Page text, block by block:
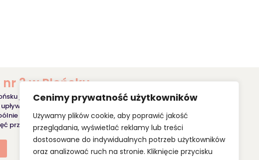
Cenimy prywatność użytkowników
Używamy plików cookie, aby poprawić jakość
przeglądania, wyświetlać reklamy lub treści
dostosowane do indywidualnych potrzeb użytkowników
oraz analizować ruch na stronie. Kliknięcie przycisku
3 w Płońsku
jest właśnie takim miejscem, w którym panuje wspaniała
lat pamięć o nim jest wciąż żywa.
dla dobra najmniejszych, których poczucie bezpieczeństwa,
przebywania z nami stają się priorytetami w naszej pracy.